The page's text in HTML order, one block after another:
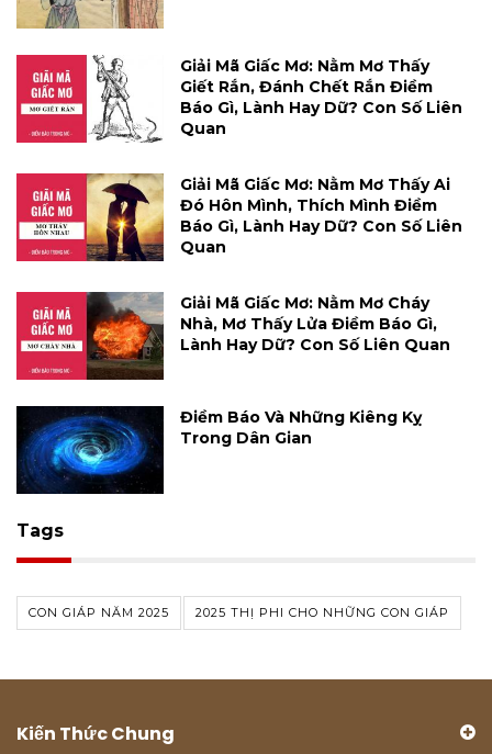
Giải Mã Giấc Mơ: Nằm Mơ Thấy
Giết Rắn, Đánh Chết Rắn Điềm
Báo Gì, Lành Hay Dữ? Con Số Liên
Quan
Giải Mã Giấc Mơ: Nằm Mơ Thấy Ai
Đó Hôn Mình, Thích Mình Điềm
Báo Gì, Lành Hay Dữ? Con Số Liên
Quan
Giải Mã Giấc Mơ: Nằm Mơ Cháy
Nhà, Mơ Thấy Lửa Điềm Báo Gì,
Lành Hay Dữ? Con Số Liên Quan
Điềm Báo Và Những Kiêng Kỵ
Trong Dân Gian
Tags
CON GIÁP NĂM 2025 2025 THỊ PHI CHO NHỮNG CON GIÁP
Kiến Thức Chung